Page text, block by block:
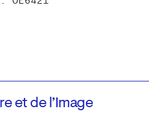
et de l’Image